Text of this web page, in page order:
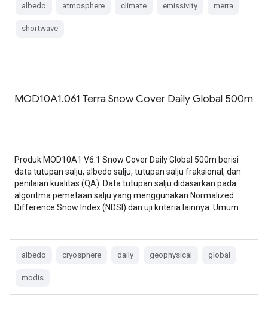
albedo atmosphere climate emissivity merra
shortwave
MOD10A1.061 Terra Snow Cover Daily Global 500m
Produk MOD10A1 V6.1 Snow Cover Daily Global 500m berisi
data tutupan salju, albedo salju, tutupan salju fraksional, dan
penilaian kualitas (QA). Data tutupan salju didasarkan pada
algoritma pemetaan salju yang menggunakan Normalized
Difference Snow Index (NDSI) dan uji kriteria lainnya. Umum …
albedo cryosphere daily geophysical global
modis